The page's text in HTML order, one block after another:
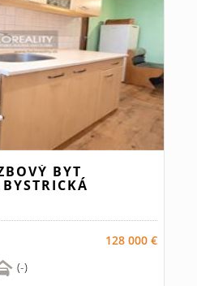
BYT
128 000 €
(-)